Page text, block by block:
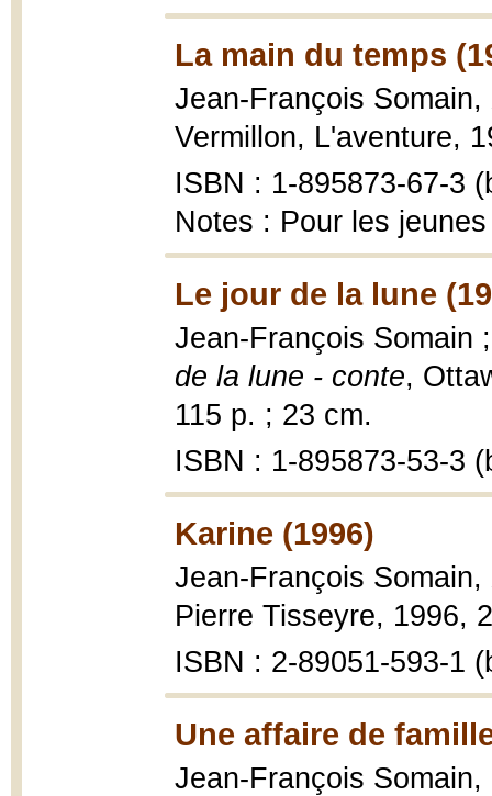
La main du temps
Jean-François Somain,
Vermillon, L'aventure,
ISBN : 1-895873-67-3
Notes : Pour les jeunes
Le jour de la lune
Jean-François Somain
de la lune - conte,
115 p. ; 23 cm.
ISBN : 1-895873-53-3
Karine (1996)
Jean-François Somain,
Pierre Tisseyre, 1996,
ISBN : 2-89051-593-1
Une affaire de
Jean-François Somain,